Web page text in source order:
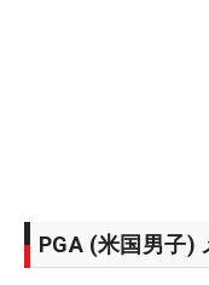
PGA (米国男子)